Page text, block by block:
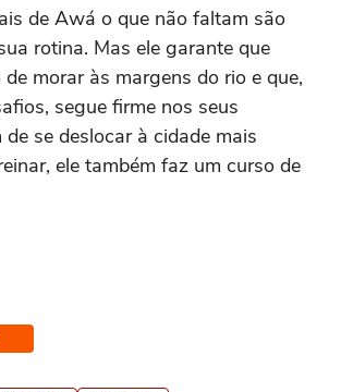
de Awá o que não faltam são
rotina. Mas ele garante que
morar às margens do rio e que,
segue firme nos seus
se deslocar à cidade mais
ele também faz um curso de